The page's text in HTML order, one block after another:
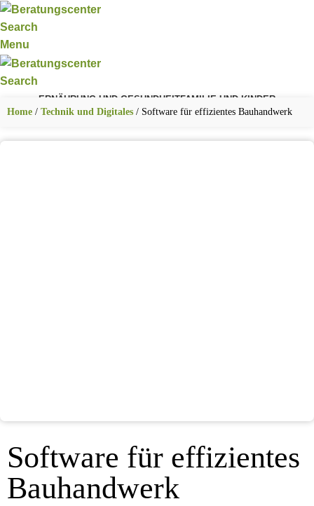
Search
Menu
Search
ERNÄHRUNG UND GESUNDHEITFAMILIE UND KINDER
FITNESS UND SPORTKARRIERE UND BERUFTECHNIK UND DIGITALES
WOHNEN UND LEBEN
Home / Technik und Digitales / Software für effizientes Bauhandwerk
Software für effizientes
Bauhandwerk